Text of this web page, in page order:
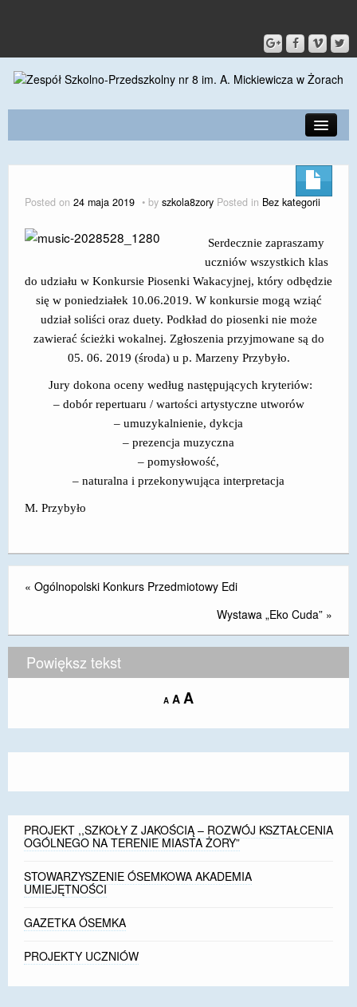
DLA PRACOWNIKÓW
GALERIA
DOSTĘPNOŚĆ
POLITYKA PRYWATNOŚCI
EGZAMIN ÓSMOKLASISTY
STANDARDY OCHRONY MAŁOLETNICH
KSZTAŁCENIA OGÓLNEGO NA TERENIE MIASTA
mLegitymacja
Posted on 24 maja 2019 by szkola8zory Posted in Bez kategorii
Serdecznie zapraszamy
uczniów wszystkich klas
do udziału w Konkursie Piosenki Wakacyjnej, który odbędzie
się w poniedziałek 10.06.2019. W konkursie mogą wziąć
udział soliści oraz duety. Podkład do piosenki nie może
zawierać ścieżki wokalnej. Zgłoszenia przyjmowane są do
05. 06. 2019 (środa) u p. Marzeny Przybyło.
Jury dokona oceny według następujących kryteriów:
– dobór repertuaru / wartości artystyczne utworów
– umuzykalnienie, dykcja
– prezencja muzyczna
– pomysłowość,
– naturalna i przekonywująca interpretacja
M. Przybyło
« Ogólnopolski Konkurs Przedmiotowy Edi
Wystawa „Eko Cuda” »
Powiększ tekst
A Decrease
size.
A Reset
size.
AIncrease
size.
PROJEKT ,,SZKOŁY Z JAKOŚCIĄ – ROZWÓJ KSZTAŁCENIA
OGÓLNEGO NA TERENIE MIASTA ŻORY”
STOWARZYSZENIE ÓSEMKOWA AKADEMIA
UMIEJĘTNOŚCI
GAZETKA ÓSEMKA
PROJEKTY UCZNIÓW